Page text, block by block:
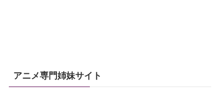
アニメ専門姉妹サイト